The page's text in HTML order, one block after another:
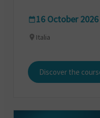
16 October 2026
Italia
Discover the